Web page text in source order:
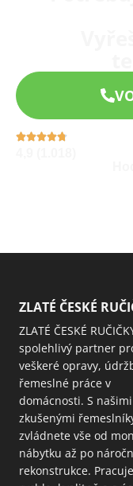
ZLATÉ ČESKÉ
ZLATÉ ČESKÉ
spolehlivý partner
veškeré opravy,
řemeslné práce v
domácnosti. S našimi
zkušenými
zvládnete vše od
nábytku až po
rekonstrukce.